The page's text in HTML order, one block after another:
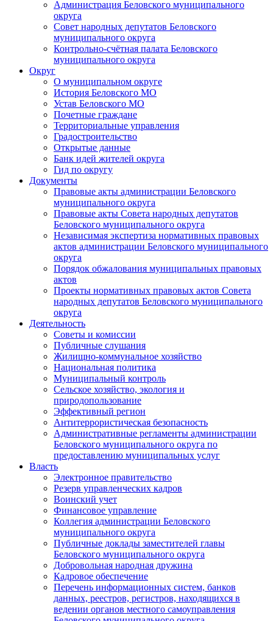
Администрация Беловского муниципального
округа
Совет народных депутатов Беловского
муниципального округа
Контрольно-счётная палата Беловского
муниципального округа
Округ
О муниципальном округе
История Беловского МО
Устав Беловского МО
Почетные граждане
Территориальные управления
Градостроительство
Открытые данные
Банк идей жителей округа
Гид по округу
Документы
Правовые акты администрации Беловского
муниципального округа
Правовые акты Совета народных депутатов
Беловского муниципального округа
Независимая экспертиза нормативных правовых
актов администрации Беловского муниципального
округа
Порядок обжалования муниципальных правовых
актов
Проекты нормативных правовых актов Совета
народных депутатов Беловского муниципального
округа
Деятельность
Советы и комиссии
Публичные слушания
Жилищно-коммунальное хозяйство
Национальная политика
Муниципальный контроль
Сельское хозяйство, экология и
природопользование
Эффективный регион
Антитеррористическая безопасность
Административные регламенты администрации
Беловского муниципального округа по
предоставлению муниципальных услуг
Власть
Электронное правительство
Резерв управленческих кадров
Воинский учет
Финансовое управление
Коллегия администрации Беловского
муниципального округа
Публичные доклады заместителей главы
Беловского муниципального округа
Добровольная народная дружина
Кадровое обеспечение
Перечень информационных систем, банков
данных, реестров, регистров, находящихся в
ведении органов местного самоуправления